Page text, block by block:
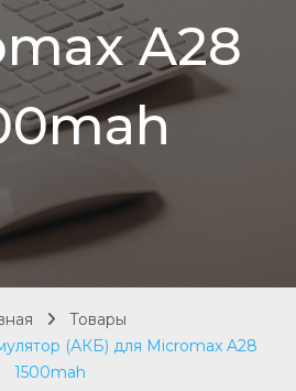
A28
Товары
(АКБ) для Micromax A28
1500mah